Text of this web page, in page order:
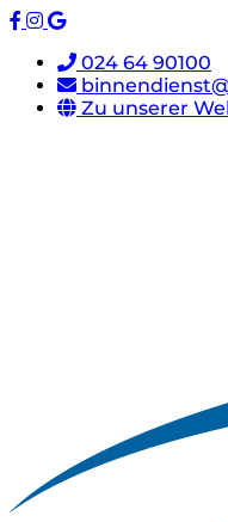
024 64 90100
Zu unserer